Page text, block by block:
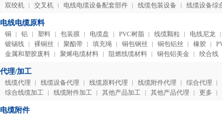
双绞机
交叉机 电线电缆设备配套部件 线缆包装设备 线缆设备综
电线电缆原料
铜 铝 塑料 包装膜 电缆盘 PVC树脂 线缆颗粒
电线尼龙
镀锡线
裸铜丝 聚酯带 填充绳 铜包钢丝 铜包铝丝 橡胶
金属和塑胶废料
聚烯电缆材料 阻燃线缆材料 铜包铝美金 绞合线
代理/加工
线缆代理 线缆设备代理 线缆原料代理 线缆附件代理
综合代理
综合线缆加工
线缆附件加工 其他产品加工 其他产品代理 更多
电缆附件